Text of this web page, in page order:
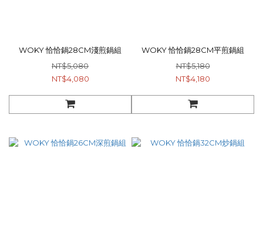
WOKY 恰恰鍋28CM淺煎鍋組
NT$5,080
NT$4,080
WOKY 恰恰鍋28CM平煎鍋組
NT$5,180
NT$4,180